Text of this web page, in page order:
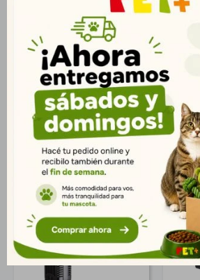
Acuario completo de 103 litros , marca
605mmx340mmx500mm. Incluye
Productos que te